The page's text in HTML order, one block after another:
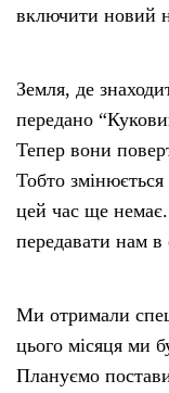
включити новий
Земля, де
передано
Тепер вони
Тобто
цей час ще
передавати нам в
Ми отримали
цього місяця ми
Плануємо